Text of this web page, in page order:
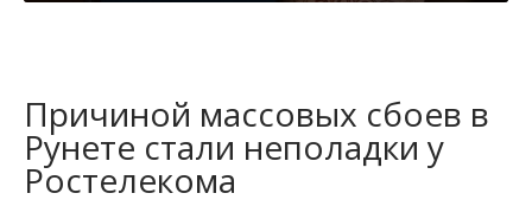
Причиной массовых сбоев в
Рунете стали неполадки у
Ростелекома